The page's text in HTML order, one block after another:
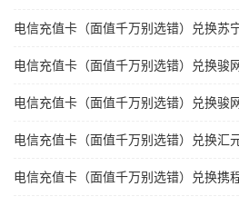
电信充值卡（面值千万别选错）兑换苏
电信充值卡（面值千万别选错）兑换骏
电信充值卡（面值千万别选错）兑换骏
电信充值卡（面值千万别选错）兑换汇
电信充值卡（面值千万别选错）兑换携